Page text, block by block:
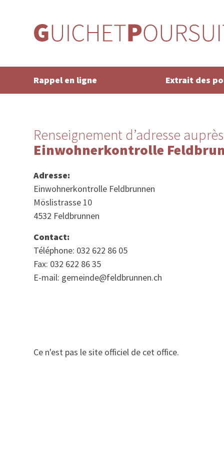
Rappel en ligne Extrait des
Renseignement d’adresse
Einwohnerkontrolle
Adresse:
Einwohnerkontrolle Feldbrunnen
Möslistrasse 10
4532 Feldbrunnen
Contact:
Téléphone: 032 622 86 05
Fax: 032 622 86 35
E-mail: gemeinde@feldbrunnen.ch
Ce n'est pas le site officiel de cet office.